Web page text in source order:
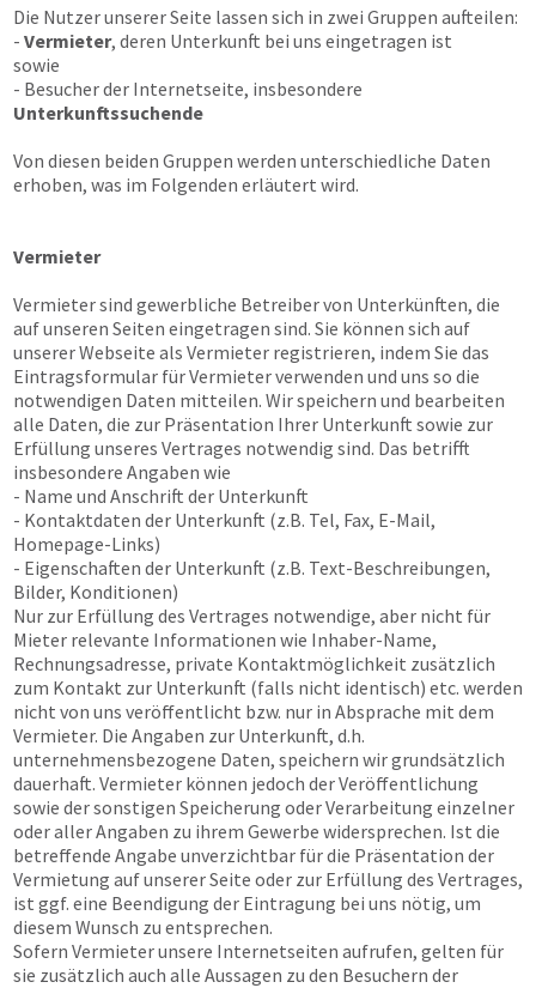
Die Nutzer unserer Seite lassen sich in zwei Gruppen aufteilen:
- Vermieter, deren Unterkunft bei uns eingetragen ist
sowie
- Besucher der Internetseite, insbesondere
Unterkunftssuchende
Von diesen beiden Gruppen werden unterschiedliche Daten
erhoben, was im Folgenden erläutert wird.
Vermieter
Vermieter sind gewerbliche Betreiber von Unterkünften, die
auf unseren Seiten eingetragen sind. Sie können sich auf
unserer Webseite als Vermieter registrieren, indem Sie das
Eintragsformular für Vermieter verwenden und uns so die
notwendigen Daten mitteilen. Wir speichern und bearbeiten
alle Daten, die zur Präsentation Ihrer Unterkunft sowie zur
Erfüllung unseres Vertrages notwendig sind. Das betrifft
insbesondere Angaben wie
- Name und Anschrift der Unterkunft
- Kontaktdaten der Unterkunft (z.B. Tel, Fax, E-Mail,
Homepage-Links)
- Eigenschaften der Unterkunft (z.B. Text-Beschreibungen,
Bilder, Konditionen)
Nur zur Erfüllung des Vertrages notwendige, aber nicht für
Mieter relevante Informationen wie Inhaber-Name,
Rechnungsadresse, private Kontaktmöglichkeit zusätzlich
zum Kontakt zur Unterkunft (falls nicht identisch) etc. werden
nicht von uns veröffentlicht bzw. nur in Absprache mit dem
Vermieter. Die Angaben zur Unterkunft, d.h.
unternehmensbezogene Daten, speichern wir grundsätzlich
dauerhaft. Vermieter können jedoch der Veröffentlichung
sowie der sonstigen Speicherung oder Verarbeitung einzelner
oder aller Angaben zu ihrem Gewerbe widersprechen. Ist die
betreffende Angabe unverzichtbar für die Präsentation der
Vermietung auf unserer Seite oder zur Erfüllung des Vertrages,
ist ggf. eine Beendigung der Eintragung bei uns nötig, um
diesem Wunsch zu entsprechen.
Sofern Vermieter unsere Internetseiten aufrufen, gelten für
sie zusätzlich auch alle Aussagen zu den Besuchern der